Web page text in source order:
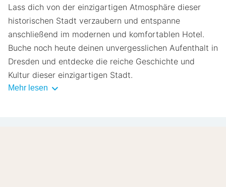
Lass dich von der einzigartigen Atmosphäre dieser
historischen Stadt verzaubern und entspanne
anschließend im modernen und komfortablen Hotel.
Buche noch heute deinen unvergesslichen Aufenthalt in
Dresden und entdecke die reiche Geschichte und
Kultur dieser einzigartigen Stadt.
Mehr lesen